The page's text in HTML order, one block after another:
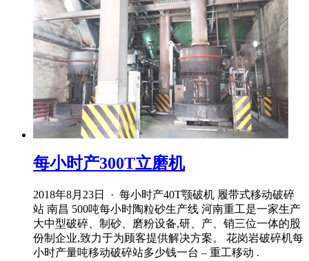
每小时产300T立磨机
2018年8月23日 · 每小时产40T颚破机 履带式移动破碎
站 南昌 500吨每小时陶粒砂生产线 河南重工是一家生产
大中型破碎、制砂、磨粉设备,研、产、销三位一体的股
份制企业,致力于为顾客提供解决方案。 花岗岩破碎机每
小时产量吨移动破碎站多少钱一台 – 重工移动 .